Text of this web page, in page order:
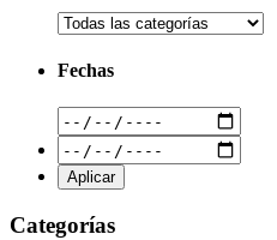
Fechas
Categorías